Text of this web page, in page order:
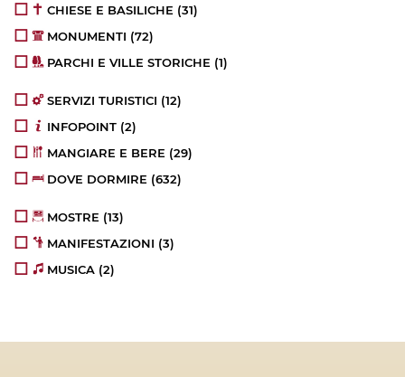
CHIESE E BASILICHE (31)
MONUMENTI (72)
PARCHI E VILLE STORICHE (1)
SERVIZI TURISTICI (12)
INFOPOINT (2)
MANGIARE E BERE (29)
DOVE DORMIRE (632)
MOSTRE (13)
MANIFESTAZIONI (3)
MUSICA (2)